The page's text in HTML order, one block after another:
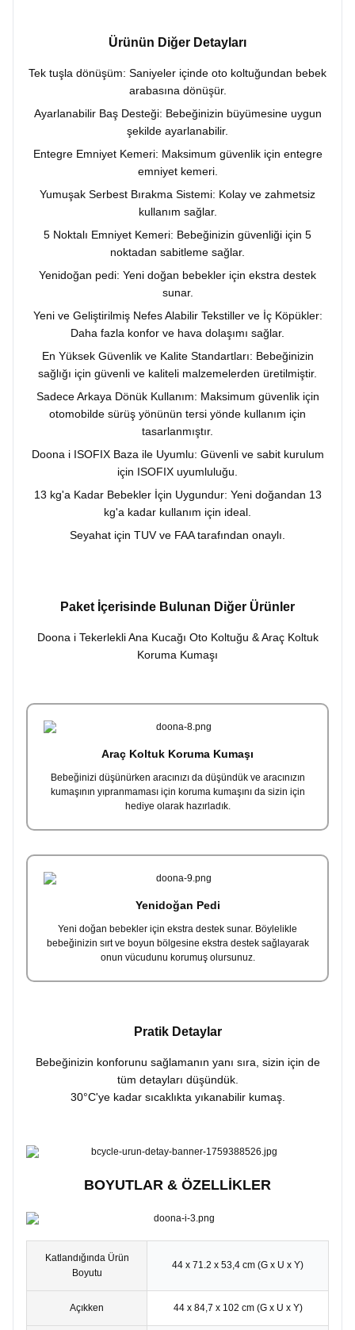
Ürünün Diğer Detayları
Tek tuşla dönüşüm: Saniyeler içinde oto koltuğundan bebek
arabasına dönüşür.
Ayarlanabilir Baş Desteği: Bebeğinizin büyümesine uygun
şekilde ayarlanabilir.
Entegre Emniyet Kemeri: Maksimum güvenlik için entegre
emniyet kemeri.
Yumuşak Serbest Bırakma Sistemi: Kolay ve zahmetsiz
kullanım sağlar.
5 Noktalı Emniyet Kemeri: Bebeğinizin güvenliği için 5
noktadan sabitleme sağlar.
Yenidoğan pedi: Yeni doğan bebekler için ekstra destek
sunar.
Yeni ve Geliştirilmiş Nefes Alabilir Tekstiller ve İç Köpükler:
Daha fazla konfor ve hava dolaşımı sağlar.
En Yüksek Güvenlik ve Kalite Standartları: Bebeğinizin
sağlığı için güvenli ve kaliteli malzemelerden üretilmiştir.
Sadece Arkaya Dönük Kullanım: Maksimum güvenlik için
otomobilde sürüş yönünün tersi yönde kullanım için
tasarlanmıştır.
Doona i ISOFIX Baza ile Uyumlu: Güvenli ve sabit kurulum
için ISOFIX uyumluluğu.
13 kg'a Kadar Bebekler İçin Uygundur: Yeni doğandan 13
kg'a kadar kullanım için ideal.
Seyahat için TUV ve FAA tarafından onaylı.
Paket İçerisinde Bulunan Diğer Ürünler
Doona i Tekerlekli Ana Kucağı Oto Koltuğu & Araç Koltuk
Koruma Kumaşı
Araç Koltuk Koruma Kumaşı
Bebeğinizi düşünürken aracınızı da düşündük ve aracınızın
kumaşının yıpranmaması için koruma kumaşını da sizin için
hediye olarak hazırladık.
Yenidoğan Pedi
Yeni doğan bebekler için ekstra destek sunar. Böylelikle
bebeğinizin sırt ve boyun bölgesine ekstra destek sağlayarak
onun vücudunu korumuş olursunuz.
Pratik Detaylar
Bebeğinizin konforunu sağlamanın yanı sıra, sizin için de
tüm detayları düşündük.
30°C'ye kadar sıcaklıkta yıkanabilir kumaş.
BOYUTLAR & ÖZELLİKLER
Katlandığında Ürün
Boyutu
44 x 71.2 x 53,4 cm (G x U x Y)
Açıkken 44 x 84,7 x 102 cm (G x U x Y)